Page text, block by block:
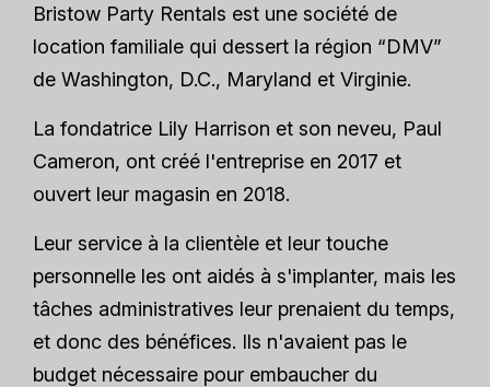
Bristow Party Rentals est une société de
location familiale qui dessert la région “DMV”
de Washington, D.C., Maryland et Virginie.
La fondatrice Lily Harrison et son neveu, Paul
Cameron, ont créé l'entreprise en 2017 et
ouvert leur magasin en 2018.
Leur service à la clientèle et leur touche
personnelle les ont aidés à s'implanter, mais les
tâches administratives leur prenaient du temps,
et donc des bénéfices. Ils n'avaient pas le
budget nécessaire pour embaucher du